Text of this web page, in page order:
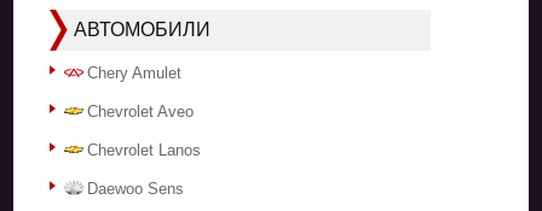
АВТОМОБИЛИ
Chery Amulet
Chevrolet Aveo
Chevrolet Lanos
Daewoo Sens